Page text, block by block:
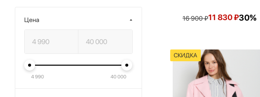
16 900₽11 830₽30%
СКИДКА
Цена
4 990 40 000